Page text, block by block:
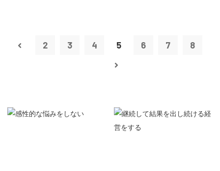
2 3 4 5 6 7 8